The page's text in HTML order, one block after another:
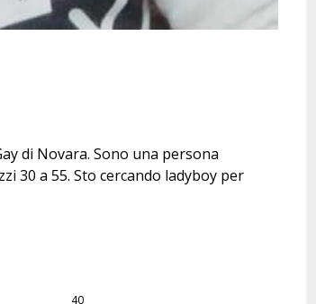
di Novara. Sono una persona
30 a 55. Sto cercando ladyboy per
40